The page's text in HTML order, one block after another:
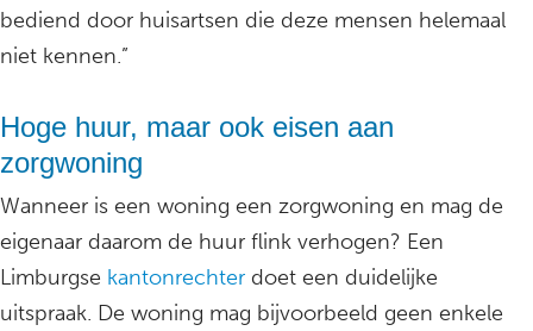
bediend door huisartsen die deze mensen helemaal
niet kennen.”
Hoge huur, maar ook eisen aan
zorgwoning
Wanneer is een woning een zorgwoning en mag de
eigenaar daarom de huur flink verhogen? Een
Limburgse kantonrechter doet een duidelijke
uitspraak. De woning mag bijvoorbeeld geen enkele